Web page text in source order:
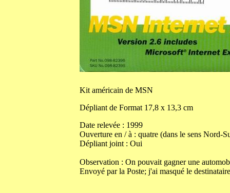
Kit américain de MSN
Dépliant de Format 17,8x 13,3cm
Date relevée : 1999
Ouverture en / à : quatre (dans le sens Nord-
Dépliant joint : Oui
Observation : On pouvait gagner une
Envoyé par la Poste; j'ai masqué le